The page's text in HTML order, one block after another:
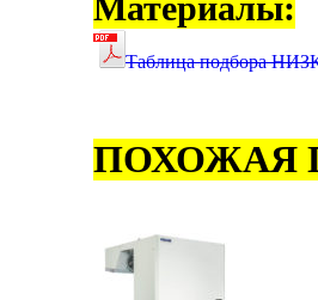
Материалы:
Таблица подбора
ПОХОЖАЯ